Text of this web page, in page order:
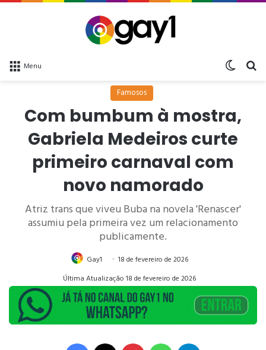
Menu
Famosos
Com bumbum à mostra,
Gabriela Medeiros curte
primeiro carnaval com
novo namorado
Atriz trans que viveu Buba na novela 'Renascer'
assumiu pela primeira vez um relacionamento
publicamente.
Gay1
18 de fevereiro de 2026
Última Atualização 18 de fevereiro de 2026
Facebook Pinterest WhatsApp